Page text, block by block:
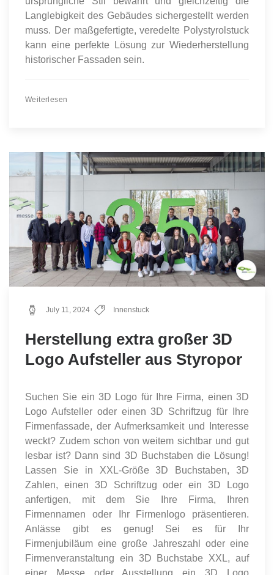
Langlebigkeit des Gebäudes sichergestellt werden
muss. Der maßgefertigte, veredelte Polystyrolstuck
kann eine perfekte Lösung zur Wiederherstellung
historischer Fassaden sein.
Weiterlesen
July 11, 2024 Innenstuck
Herstellung extra großer 3D
Logo Aufsteller aus Styropor
Suchen Sie ein 3D Logo für Ihre Firma, einen 3D
Logo Aufsteller oder einen 3D Schriftzug für Ihre
Firmenfassade, der Aufmerksamkeit und Interesse
weckt? Zudem schon von weitem sichtbar und gut
lesbar ist? Dann sind 3D Buchstaben die Lösung!
Lassen Sie in XXL-Größe 3D Buchstaben, 3D
Zahlen, einen 3D Schriftzug oder ein 3D Logo
anfertigen, mit dem Sie Ihre Firma, Ihren
Firmennamen oder Ihr Firmenlogo präsentieren.
Anlässe gibt es genug! Sei es für Ihr
Firmenjubiläum eine große Jahreszahl oder eine
Firmenveranstaltung ein 3D Buchstabe XXL, auf
einer Messe oder Ausstellung ein 3D Logo